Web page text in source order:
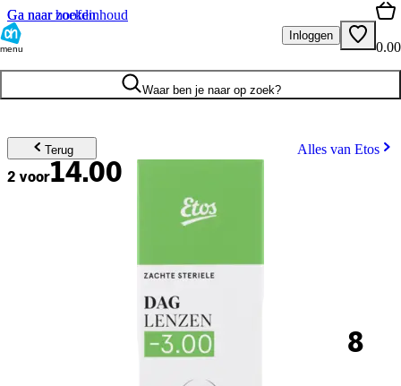
Ga naar hoofdinhoud
Ga naar zoeken
menu
Inloggen
0.00
Waar ben je naar op zoek?
Terug Alles van Etos
2 voor14.00
8